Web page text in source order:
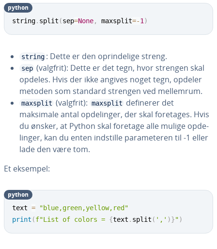
string. split (sep=None, maxsplit=-1 )
python
string : Dette er den op­rin­de­li­ge streng.
sep (valgfrit): Dette er det tegn, hvor strengen skal
opdeles. Hvis der ikke angives noget tegn, opdeler
metoden som standard strengen ved mellemrum.
maxsplit (valgfrit): maxsplit definerer det
maksimale antal op­de­lin­ger, der skal foretages. Hvis
du ønsker, at Python skal foretage alle mulige op­de­
lin­ger, kan du enten indstille pa­ra­me­te­ren til -1 eller
lade den være tom.
Et eksempel:
text =
"blue,green,yellow,red"
print (f"List of colors = {text . split ( ',' )}")
python